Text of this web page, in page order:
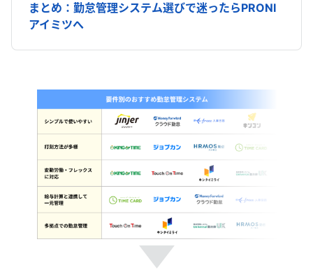
まとめ：勤怠管理システム選びで迷ったらPRONI
アイミツへ